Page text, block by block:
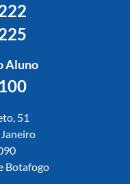
Aluno
51
Botafogo